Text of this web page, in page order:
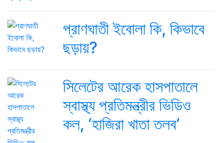
প্রাণঘাতী ইবোলা কি, কিভাবে
ছড়ায়?
সিলেটের আরেক হাসপাতালে
স্বাস্থ্য প্রতিমন্ত্রীর ভিডিও
কল, ‘হাজিরা খাতা তলব’